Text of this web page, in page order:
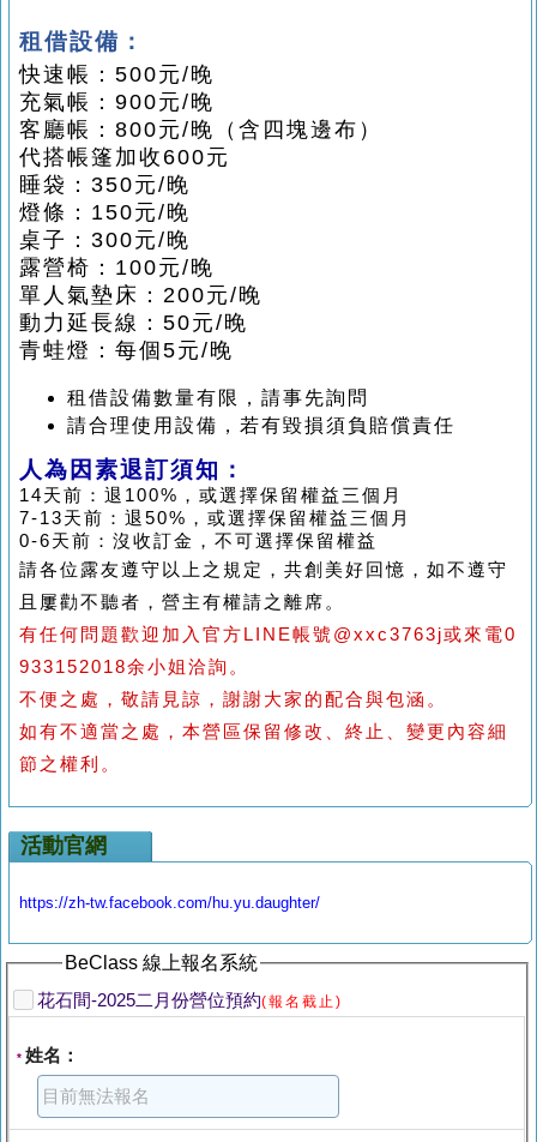
租借設備：
快速帳：500元/晚
充氣帳：900元/晚
客廳帳：800元/晚（含四塊邊布）
代搭帳篷加收600元
睡袋：350元/晚
燈條：150元/晚
桌子：300元/晚
露營椅：100元/晚
單人氣墊床：200元/晚
動力延長線：50元/晚
青蛙燈：每個5元/晚
租借設備數量有限，請事先詢問
請合理使用設備，若有毀損須負賠償責任
人為因素退訂須知：
14天前：退100%，或選擇保留權益三個月
7-13天前：退50%，或選擇保留權益三個月
0-6天前：沒收訂金，不可選擇保留權益
請各位露友遵守以上之規定，共創美好回憶，如不遵守
且屢勸不聽者，營主有權請之離席。
有任何問題歡迎加入官方LINE帳號@xxc3763j或來電0
933152018余小姐洽詢。
不便之處，敬請見諒，謝謝大家的配合與包涵。
如有不適當之處，本營區保留修改、終止、變更內容細
節之權利。
活動官網
https://zh-tw.facebook.com/hu.yu.daughter/
BeClass 線上報名系統
花石間-2025二月份營位預約(報名截止)
* 姓名：